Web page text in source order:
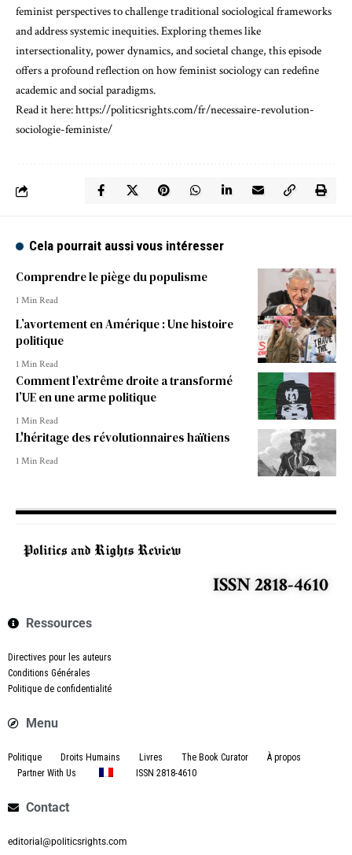
feminist perspectives to challenge traditional sociological frameworks
and address systemic inequities. Exploring themes like
intersectionality, power dynamics, and societal change, this episode
offers a profound reflection on how feminist sociology can redefine
academic and social paradigms.
Read it here:https://politicsrights.com/fr/necessaire-revolution-
sociologie-feministe/
Cela pourrait aussi vous intéresser
Comprendre le piège du populisme
1 Min Read
L’avortement en Amérique : Une histoire
politique
1 Min Read
Comment l’extrême droite a transformé
l’UE en une arme politique
1 Min Read
L'héritage des révolutionnaires haïtiens
1 Min Read
ISSN 2818-4610
Ressources
Directives pour les auteurs
Conditions Générales
Politique de confidentialité
Menu
Politique Droits Humains Livres The Book Curator
À propos
Partner With Us
ISSN 2818-4610
Contact
editorial@politicsrights.com